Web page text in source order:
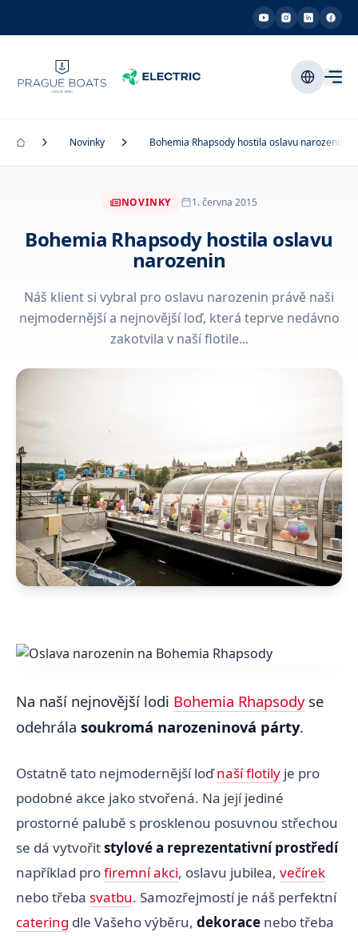
Novinky Bohemia Rhapsody hostila oslavu narozenin
NOVINKY 1. června 2015
Bohemia Rhapsody hostila oslavu
narozenin
Náš klient si vybral pro oslavu narozenin právě naši
nejmodernější a nejnovější loď, která teprve nedávno
zakotvila v naší flotile...
Na naší nejnovější lodi Bohemia Rhapsodyse
odehrála soukromá narozeninová párty.
Ostatně tato nejmodernější loďnaší flotily je pro
podobné akce jako stvořená. Na její jediné
prostorné palubě s prosklenou posuvnou střechou
se dá vytvořitstylové a reprezentativní prostředí
například profiremní akci, oslavu jubilea, večírek
nebo třeba svatbu. Samozřejmostí je náš perfektní
catering dle Vašeho výběru, dekorace nebo třeba